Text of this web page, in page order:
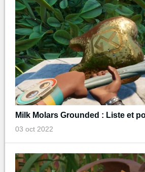
Milk Molars Grounded : Liste et
03 oct 2022